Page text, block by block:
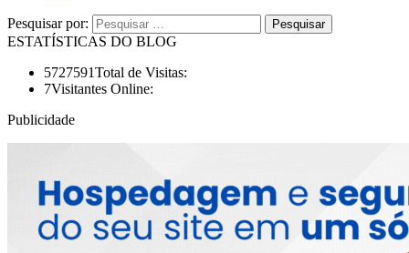
Pesquisar por:
ESTATÍSTICAS DO BLOG
5727591Total de Visitas:
7Visitantes Online:
Publicidade